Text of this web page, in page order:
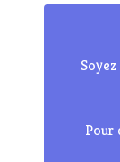
Pour